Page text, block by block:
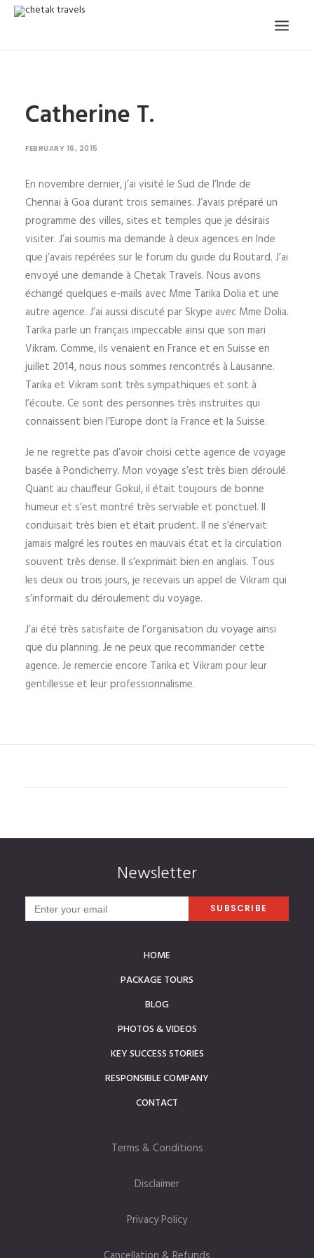
OUR STORY
TESTIMONIALS
CONTACT
TRIP REQUEST
Catherine T.
FEBRUARY 16, 2015
En novembre dernier, j’ai visité le Sud de l’Inde de
Chennai à Goa durant trois semaines. J’avais préparé un
programme des villes, sites et temples que je désirais
visiter. J’ai soumis ma demande à deux agences en Inde
que j’avais repérées sur le forum du guide du Routard. J’ai
envoyé une demande à Chetak Travels. Nous avons
échangé quelques e-mails avec Mme Tarika Dolia et une
autre agence. J’ai aussi discuté par Skype avec Mme Dolia.
Tarika parle un français impeccable ainsi que son mari
Vikram. Comme, ils venaient en France et en Suisse en
juillet 2014, nous nous sommes rencontrés à Lausanne.
Tarika et Vikram sont très sympathiques et sont à
l’écoute. Ce sont des personnes très instruites qui
connaissent bien l’Europe dont la France et la Suisse.
Je ne regrette pas d’avoir choisi cette agence de voyage
basée à Pondicherry. Mon voyage s’est très bien déroulé.
Quant au chauffeur Gokul, il était toujours de bonne
humeur et s’est montré très serviable et ponctuel. Il
conduisait très bien et était prudent. Il ne s’énervait
jamais malgré les routes en mauvais état et la circulation
souvent très dense. Il s’exprimait bien en anglais. Tous
les deux ou trois jours, je recevais un appel de Vikram qui
s’informait du déroulement du voyage.
J’ai été très satisfaite de l’organisation du voyage ainsi
que du planning. Je ne peux que recommander cette
agence. Je remercie encore Tarika et Vikram pour leur
gentillesse et leur professionnalisme.
Newsletter
HOME
PACKAGE TOURS
BLOG
PHOTOS & VIDEOS
KEY SUCCESS STORIES
RESPONSIBLE COMPANY
CONTACT
Terms & Conditions
Disclaimer
Privacy Policy